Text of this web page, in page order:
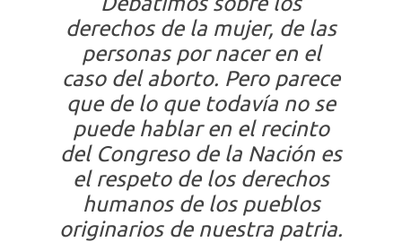
derechos de la mujer, de las
personas por nacer en el
caso del aborto. Pero parece
que de lo que todavía no se
puede hablar en el recinto
del Congreso de la Nación es
el respeto de los derechos
humanos de los pueblos
originarios de nuestra patria.